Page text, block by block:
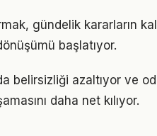
gündelik kararların
başlatıyor.
belirsizliği azaltıyor ve
daha net kılıyor.